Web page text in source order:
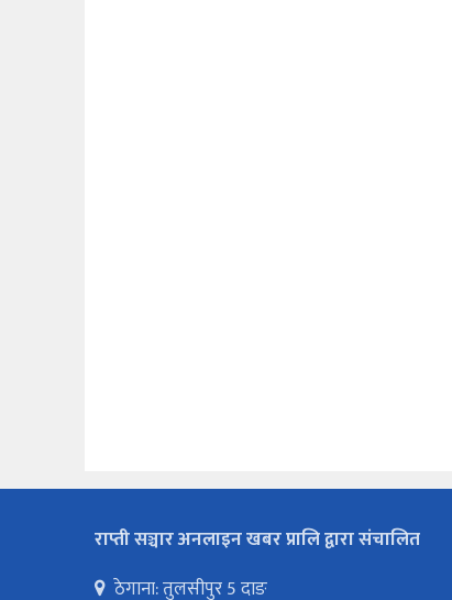
राप्ती सञ्चार अनलाइन खबर प्रालि द्वारा संचालित
ठेगाना: तुलसीपुर 5 दाङ